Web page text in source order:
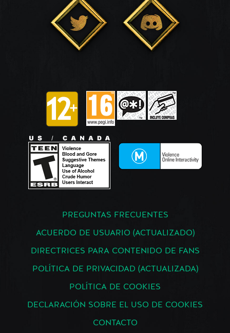
PREGUNTAS FRECUENTES
ACUERDO DE USUARIO (ACTUALIZADO)
DIRECTRICES PARA CONTENIDO DE FANS
POLÍTICA DE PRIVACIDAD (ACTUALIZADA)
POLÍTICA DE COOKIES
DECLARACIÓN SOBRE EL USO DE COOKIES
CONTACTO